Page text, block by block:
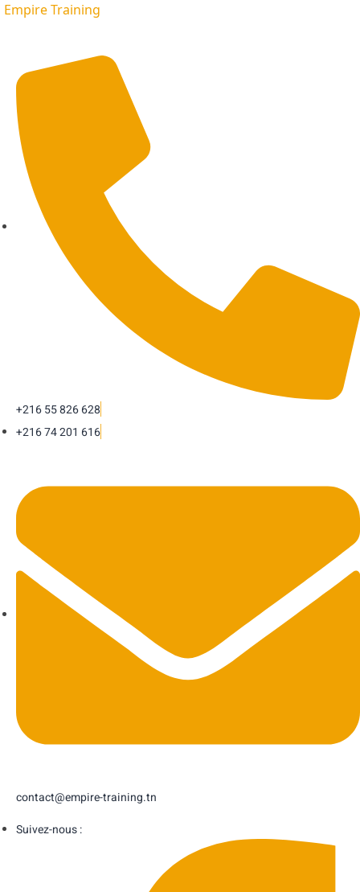
Empire Training
+216 55 826 628
+216 74 201 616
contact@empire-training.tn
Suivez-nous :